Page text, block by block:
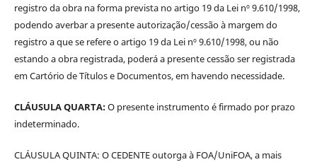
registro da obra na forma prevista no artigo 19 da Lei nº 9.610/1998,
podendo averbar a presente autorização/cessão à margem do
registro a que se refere o artigo 19 da Lei nº 9.610/1998, ou não
estando a obra registrada, poderá a presente cessão ser registrada
em Cartório de Títulos e Documentos, em havendo necessidade.
CLÁUSULA QUARTA:O presente instrumento é firmado por prazo
indeterminado.
CLÁUSULA QUINTA: O CEDENTE outorga à FOA/UniFOA, a mais